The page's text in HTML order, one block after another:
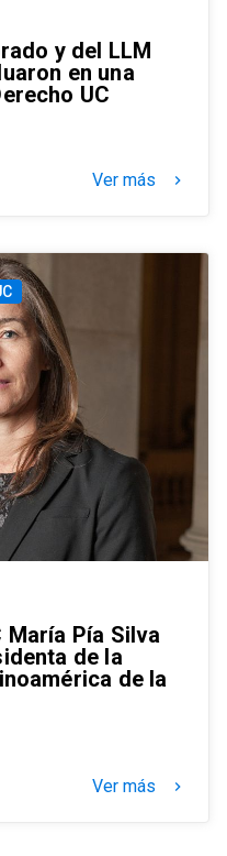
y del LLM
en una
UC
Ver más keyboard_arrow_right
Pía Silva
de la
de la
Ver más keyboard_arrow_right